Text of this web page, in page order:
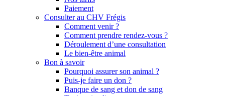
Paiement
Consulter au CHV Frégis
Comment venir ?
Comment prendre rendez-vous ?
Déroulement d’une consultation
Le bien-être animal
Bon à savoir
Pourquoi assurer son animal ?
Puis-je faire un don ?
Banque de sang et don de sang